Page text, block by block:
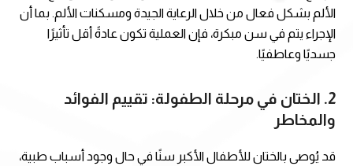
الألم بشكل فعال من خلال الرعاية الجيدة ومسكنات الألم. بما أن
الإجراء يتم في سن مبكرة، فإن العملية تكون عادةً أقل تأثيرًا
جسديًا وعاطفيًا.
2. الختان في مرحلة الطفولة: تقييم الفوائد
والمخاطر
قد يُوصى بالختان للأطفال الأكبر سنًا في حال وجود أسباب طبية،